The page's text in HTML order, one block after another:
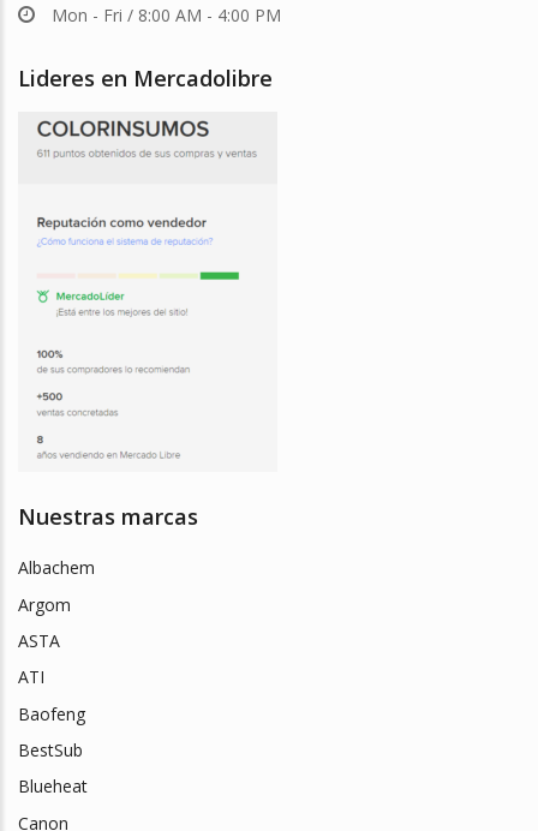
Mon - Fri / 8:00 AM - 4:00 PM
Lideres en Mercadolibre
Nuestras marcas
Albachem
Argom
ASTA
ATI
Baofeng
BestSub
Blueheat
Canon